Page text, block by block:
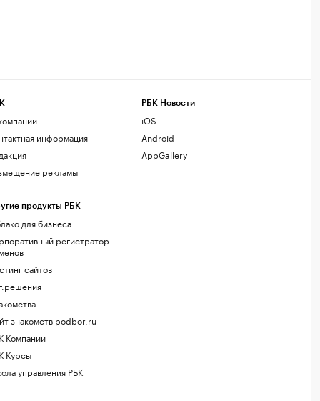
информация
рекламы
продукты РБК
для бизнеса
регистратор
сайтов
знакомств podbor.ru
Компании
Курсы
управления РБК
РБК Новости
iOS
Android
AppGallery